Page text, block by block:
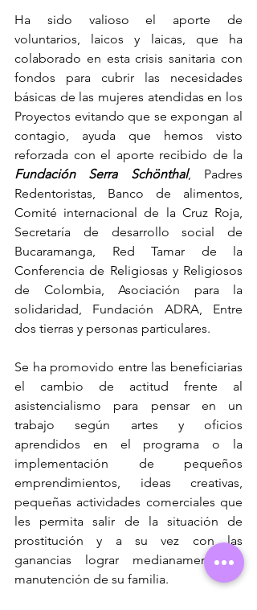
Ha sido valioso el aporte de
voluntarios, laicos y laicas, que ha
colaborado en esta crisis sanitaria con
fondos para cubrir las necesidades
básicas de las mujeres atendidas en los
Proyectos evitando que se expongan al
contagio, ayuda que hemos visto
Fundación Serra Schönthal, Padres
Redentoristas, Banco de alimentos,
Comité internacional de la Cruz Roja,
Secretaría de desarrollo social de
Bucaramanga, Red Tamar de la
Conferencia de Religiosas y Religiosos
de Colombia, Asociación para la
solidaridad, Fundación ADRA, Entre
dos tierras y personas particulares.
Se ha promovido entre las beneficiarias
el cambio de actitud frente al
asistencialismo para pensar en un
trabajo según artes y oficios
aprendidos en el programa o la
implementación de pequeños
emprendimientos, ideas creativas,
pequeñas actividades comerciales que
les permita salir de la situación de
prostitución y a su vez con las
ganancias lograr medianamente la
manutención de su familia.